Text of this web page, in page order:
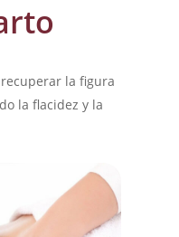
la figura
la flacidez y la